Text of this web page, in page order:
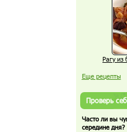
Рагу из
Еще рецепты
Проверь
Часто ли вы
середине дня?